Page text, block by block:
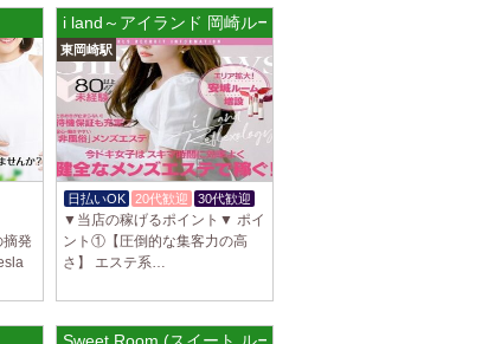
摘発
i land～アイランド 岡崎ルーム
東岡崎駅
日払いOK 20代歓迎 30代歓迎
▼当店の稼げるポイント▼ ポイ
ント①【圧倒的な集客力の高
さ】 エステ系…